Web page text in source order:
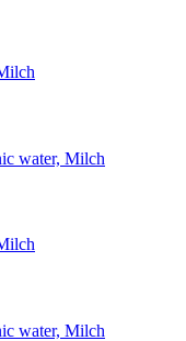
water, Milch
water, Milch